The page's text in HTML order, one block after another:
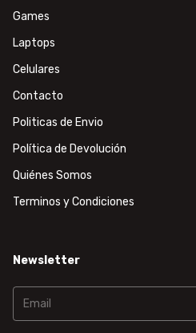
Games
Laptops
Celulares
Contacto
Politicas de Envio
Política de Devolución
Quiénes Somos
Terminos y Condiciones
Newsletter